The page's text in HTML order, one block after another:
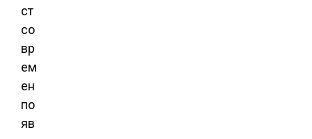
ст
со
вр
ем
ен
по
яв